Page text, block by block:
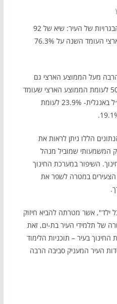
משרד החינוך פרסם את נתוני הבגרויות של העיר: שיא של 92
אחוזים, הרבה מעל הממוצע הארצי העומד השנה על 76.3%
מעל הממוצע הארצי גם
בזכאות ל5 יח"ל באנגלית- 50.3% לעומת הממוצע הארצי שעומד
על כ-46.2%. גם בזכאות ל4 יח״ל באנגלית- 23.9% לעומת
הללו ניתן לראות את
המשמעותי שמוביל מנהל
השיפור במערכת החינוך
במטרה לשפר את
ילד", אשר מטרתה להביא חיזוק
של תלמידי העיר בת-ים, זאת
בעיר – תוכניות הלימוד
העיר המעניק סביבה הרבה